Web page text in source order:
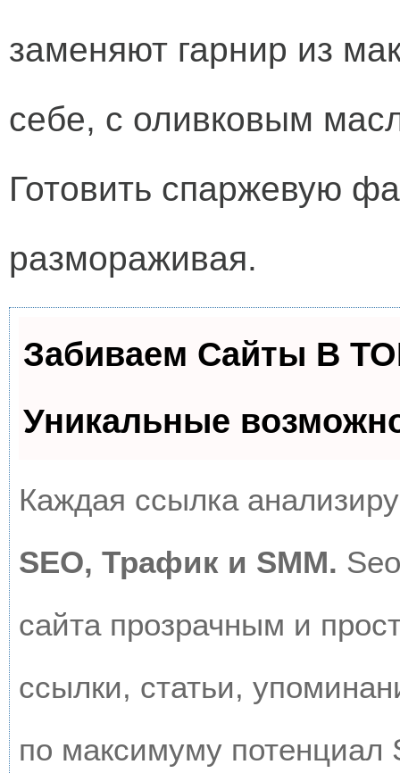
заменяют гарнир из
себе, с оливковым
Готовить спаржевую
размораживая.
Забиваем Сайты В
Уникальные
Каждая ссылка
SEO, Трафик и SMM.
сайта прозрачным и
ссылки, статьи,
по максимуму потенциал